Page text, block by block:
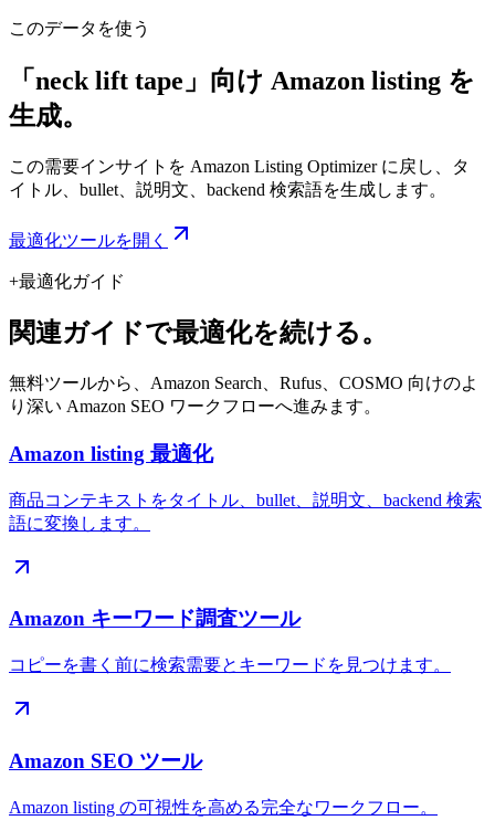
このデータを使う
「neck lift tape」向け Amazon listing を
生成。
この需要インサイトを Amazon Listing Optimizer に戻し、タ
イトル、bullet、説明文、backend 検索語を生成します。
最適化ツールを開く
+最適化ガイド
関連ガイドで最適化を続ける。
無料ツールから、Amazon Search、Rufus、COSMO 向けのよ
り深い Amazon SEO ワークフローへ進みます。
Amazon listing 最適化
商品コンテキストをタイトル、bullet、説明文、backend 検索
語に変換します。
Amazon キーワード調査ツール
コピーを書く前に検索需要とキーワードを見つけます。
Amazon SEO ツール
Amazon listing の可視性を高める完全なワークフロー。